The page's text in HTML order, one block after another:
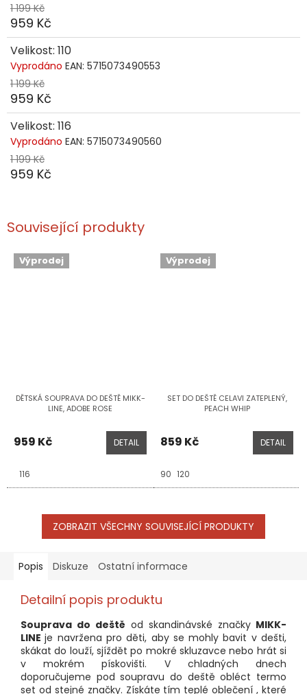
1 199 Kč
959 Kč
Velikost: 110
Vyprodáno EAN: 5715073490553
1 199 Kč
959 Kč
Velikost: 116
Vyprodáno EAN: 5715073490560
1 199 Kč
959 Kč
Související produkty
Výprodej
DĚTSKÁ SOUPRAVA DO DEŠTĚ MIKK-
LINE, ADOBE ROSE
959 Kč DETAIL
116
Výprodej
SET DO DEŠTĚ CELAVI ZATEPLENÝ,
PEACH WHIP
859 Kč DETAIL
90 120
ZOBRAZIT VŠECHNY SOUVISEJÍCÍ PRODUKTY
Popis Diskuze Ostatní informace
Detailní popis produktu
Souprava do deště od skandinávské značkyMIKK-
LINEje navržena pro děti, aby se mohly bavit v dešti,
skákat do louží, sjíždět po mokré skluzavce nebo hrát si
v mokrém pískovišti. V chladných dnech
doporučujeme pod soupravu do deště obléct termo
set od stejné značky. Získáte tím teplé oblečení , které